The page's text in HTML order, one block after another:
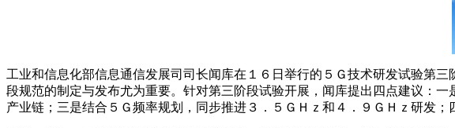
工业和信息化部信息通信发展司司长闻库在１６日举行的５Ｇ技术研发试验第
段规范的制定与发布尤为重要。针对第三阶段试验开展，闻库提出四点建议：
产业链；三是结合５Ｇ频率规划，同步推进３．５ＧＨｚ和４．９ＧＨｚ研发；